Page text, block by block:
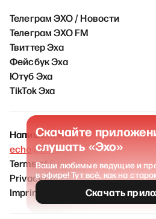
Скачайте
слушать «Эхо»
Ваши любимые ведущие и
в эфире! Тут всё, как на
Скачать
Телеграм ЭХО / Новости
Телеграм ЭХО FM
Твиттер Эха
Фейсбук Эха
Ютуб Эха
TikTok Эха
Напишите нам
echo@echofm.online
Terms of Service
Privacy policy
Imprint